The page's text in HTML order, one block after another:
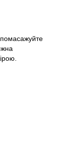
помасажуйте